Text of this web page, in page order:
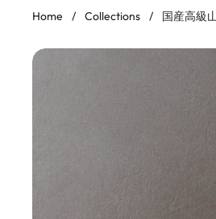
Home / Collections / 国産高級